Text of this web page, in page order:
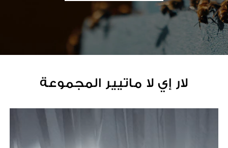
لار إي لا ماتيير المجموعة